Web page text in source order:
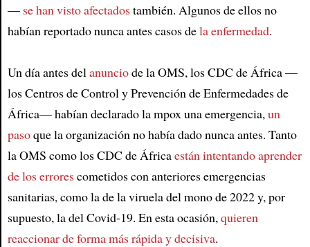
— se han visto afectadostambién. Algunos de ellos no
habían reportado nunca antes casos dela enfermedad.
Un día antes delanunciode la OMS, los CDC de África —
los Centros de Control y Prevención de Enfermedades de
África— habían declarado la mpox una emergencia,un
pasoque la organización no había dado nunca antes. Tanto
la OMS como los CDC de Áfricaestán intentando aprender
de los errorescometidos con anteriores emergencias
sanitarias, como la de la viruela del mono de 2022 y, por
supuesto, la del Covid-19. En esta ocasión,quieren
reaccionar de forma más rápida y decisiva.